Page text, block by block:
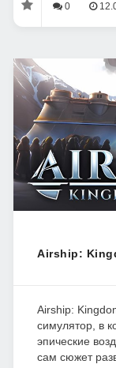
0
Airship:
Airship:
симулятор, в
эпические
сам сюжет